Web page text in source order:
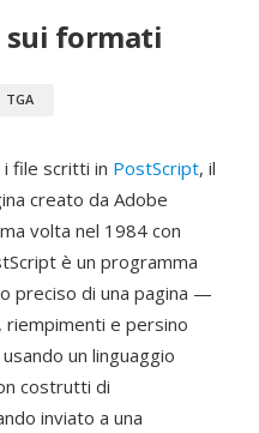
formati
TGA
file scritti in PostScript, il
creato da Adobe
volta nel 1984 con
è un programma
preciso di una pagina —
e persino
un linguaggio
costrutti di
inviato a una